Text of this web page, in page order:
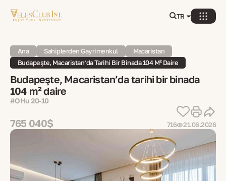
TR
Ana Sahiplerden Gayrimenkul
Macaristan
Budapeşte, Macaristan’da Tarihi Bir Binada 104 M² Daire
Budapeşte, Macaristan’da tarihi bir binada
104 m² daire
#OHu 20-10
765 040$ 716 21.06.2026